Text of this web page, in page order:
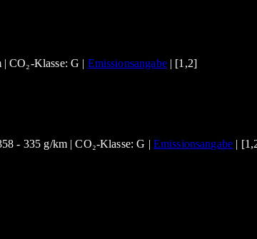
CO₂-Klasse: G | Emissionsangabe| [1,2]
- 335 g/km | CO₂-Klasse: G | Emissionsangabe |